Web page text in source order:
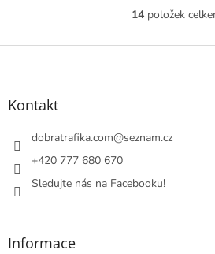
O
l
14položek
Z
Kontakt
dobratrafika.com@seznam.cz
+420 777 680 670
Sledujte nás na Facebooku!
Informace